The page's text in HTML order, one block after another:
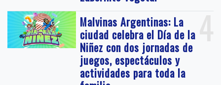
4
Malvinas Argentinas: La
ciudad celebra el Día de la
Niñez con dos jornadas de
juegos, espectáculos y
actividades para toda la